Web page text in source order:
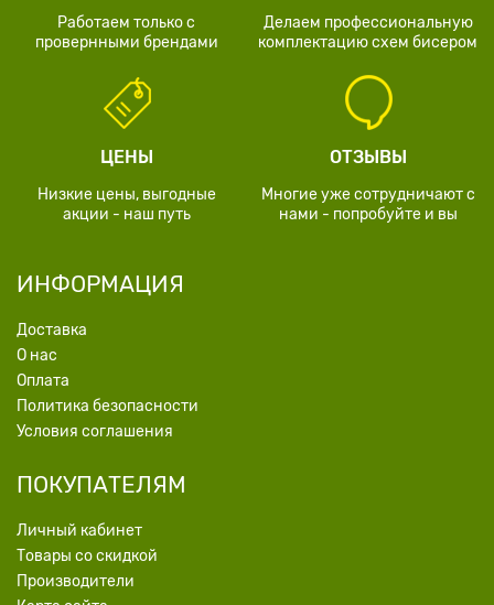
Работаем только с
провернными брендами
Делаем профессиональную
комплектацию схем бисером
ЦЕНЫ
Низкие цены, выгодные
акции - наш путь
ОТЗЫВЫ
Многие уже сотрудничают с
нами - попробуйте и вы
ИНФОРМАЦИЯ
Доставка
О нас
Оплата
Политика безопасности
Условия соглашения
ПОКУПАТЕЛЯМ
Личный кабинет
Товары со скидкой
Производители